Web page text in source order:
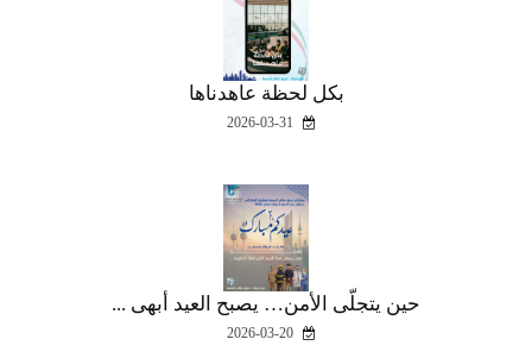
بكل لحظة عاهدناها
حين يتجلّى الأمن… يصبح العيد أبهى ...